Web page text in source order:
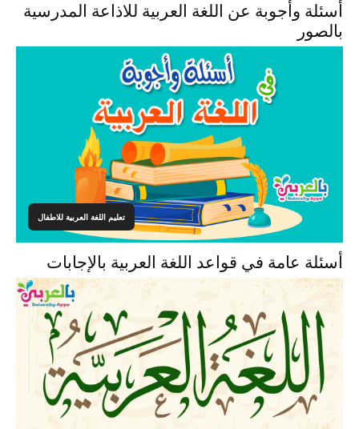
أسئلة وأجوبة عن اللغة العربية للاذاعة المدرسية
بالصور
تعليم اللغة العربية للاطفال
أسئلة عامة في قواعد اللغة العربية بالإجابات